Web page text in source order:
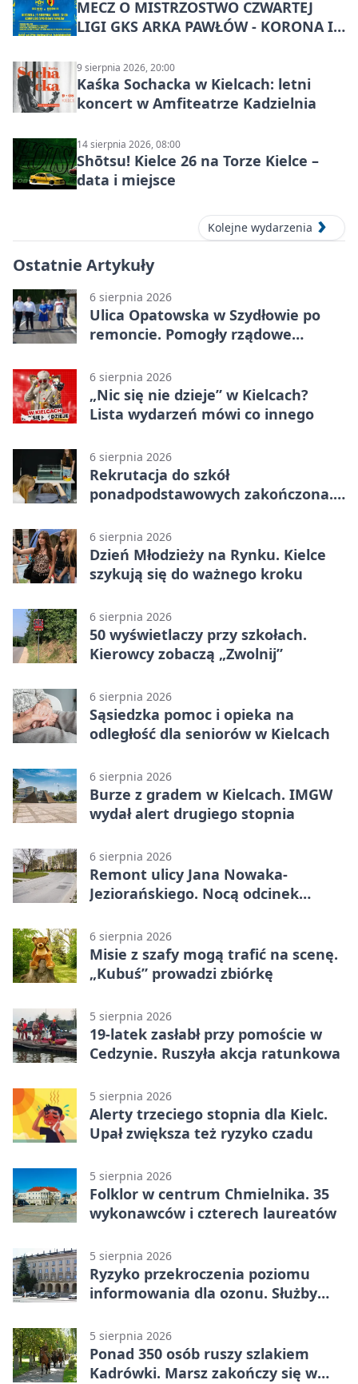
MECZ O MISTRZOSTWO CZWARTEJ
LIGI GKS ARKA PAWŁÓW - KORONA III
9 sierpnia 2026, 20:00
Kaśka Sochacka w Kielcach: letni
koncert w Amfiteatrze Kadzielnia
14 sierpnia 2026, 08:00
Shōtsu! Kielce 26 na Torze Kielce –
data i miejsce
Kolejne wydarzenia
Ostatnie Artykuły
6 sierpnia 2026
Ulica Opatowska w Szydłowie po
remoncie. Pomogły rządowe
6 sierpnia 2026
„Nic się nie dzieje” w Kielcach?
Lista wydarzeń mówi co innego
6 sierpnia 2026
Rekrutacja do szkół
ponadpodstawowych zakończona.
6 sierpnia 2026
Dzień Młodzieży na Rynku. Kielce
szykują się do ważnego kroku
6 sierpnia 2026
50 wyświetlaczy przy szkołach.
Kierowcy zobaczą „Zwolnij”
6 sierpnia 2026
Sąsiedzka pomoc i opieka na
odległość dla seniorów w Kielcach
6 sierpnia 2026
Burze z gradem w Kielcach. IMGW
wydał alert drugiego stopnia
6 sierpnia 2026
Remont ulicy Jana Nowaka-
Jeziorańskiego. Nocą odcinek
6 sierpnia 2026
Misie z szafy mogą trafić na scenę.
„Kubuś” prowadzi zbiórkę
5 sierpnia 2026
19-latek zasłabł przy pomoście w
Cedzynie. Ruszyła akcja ratunkowa
5 sierpnia 2026
Alerty trzeciego stopnia dla Kielc.
Upał zwiększa też ryzyko czadu
5 sierpnia 2026
Folklor w centrum Chmielnika. 35
wykonawców i czterech laureatów
5 sierpnia 2026
Ryzyko przekroczenia poziomu
informowania dla ozonu. Służby
5 sierpnia 2026
Ponad 350 osób ruszy szlakiem
Kadrówki. Marsz zakończy się w